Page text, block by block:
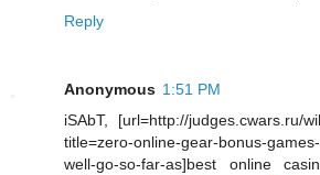
Reply
Anonymous 1:51 PM
iSAbT, [url=http://judges.cwars.ru/
title=zero-online-gear-bonus-
well-go-so-far-as]best online